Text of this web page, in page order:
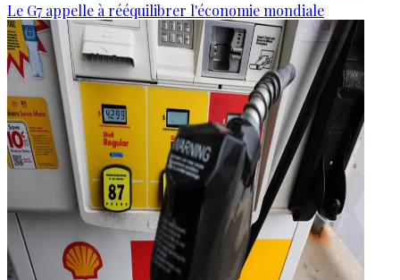
Le G7 appelle à rééquilibrer l'économie mondiale